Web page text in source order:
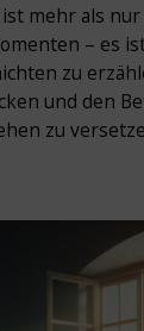
mehr als nur
– es
zu
und den
zu